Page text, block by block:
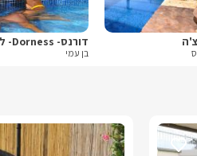
בן עמי